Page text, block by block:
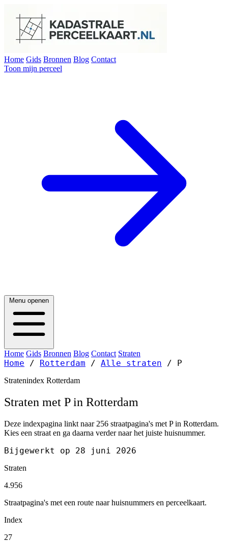
Home Gids Bronnen Blog Contact
Toon mijn perceel
Menu openen
Home Gids Bronnen Blog Contact Straten
Home / Rotterdam / Alle straten / P
Stratenindex Rotterdam
Straten met P in Rotterdam
Deze indexpagina linkt naar 256 straatpagina's met P in Rotterdam.
Kies een straat en ga daarna verder naar het juiste huisnummer.
Bijgewerkt op 28 juni 2026
Straten
4.956
Straatpagina's met een route naar huisnummers en perceelkaart.
Index
27